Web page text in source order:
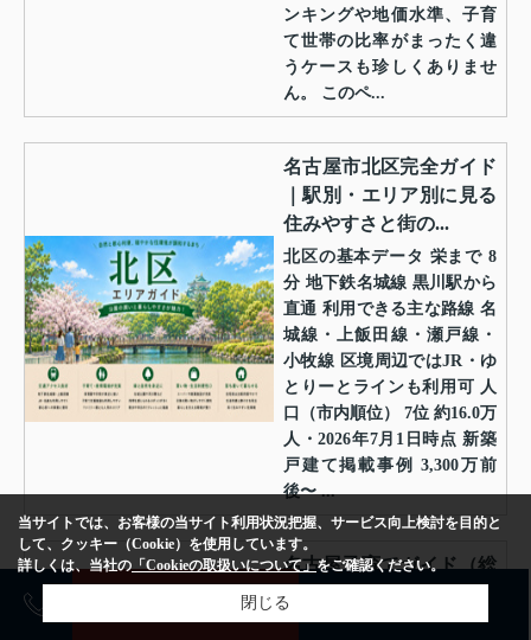
ンキングや地価水準、子育
て世帯の比率がまったく違
うケースも珍しくありませ
ん。 このペ...
名古屋市北区完全ガイド
｜駅別・エリア別に見る
住みやすさと街の...
北区の基本データ 栄まで 8
分 地下鉄名城線 黒川駅から
直通 利用できる主な路線 名
城線・上飯田線・瀬戸線・
小牧線 区境周辺ではJR・ゆ
とりーとラインも利用可 人
口（市内順位） 7位 約16.0万
人・2026年7月1日時点 新築
戸建て掲載事例 3,300万前
後〜 ...
名古屋子育てガイド（総
集編）│各区ごとの特徴
と子育て環境につ...
当サイトでは、お客様の当サイト利用状況把握、サービス向上検討を目的と
して、クッキー（Cookie）を使用しています。
詳しくは、当社の「Cookieの取扱いについて」をご確認ください。
閉じる